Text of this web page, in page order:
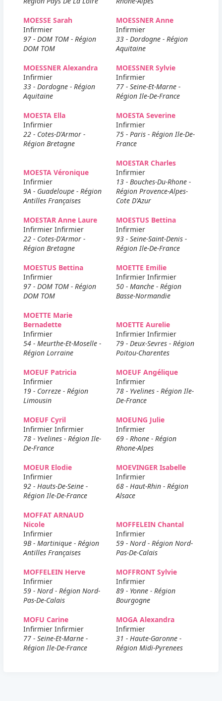
MOESSE Sarah
Infirmier
97 - DOM TOM - Région
DOM TOM
MOESSNER Anne
Infirmier
33 - Dordogne - Région
Aquitaine
MOESSNER Alexandra
Infirmier
33 - Dordogne - Région
Aquitaine
MOESSNER Sylvie
Infirmier
77 - Seine-Et-Marne -
Région Ile-De-France
MOESTA Ella
Infirmier
22 - Cotes-D'Armor -
Région Bretagne
MOESTA Severine
Infirmier
75 - Paris - Région Ile-De-
France
MOESTA Véronique
Infirmier
9A - Guadeloupe - Région
Antilles Françaises
MOESTAR Charles
Infirmier
13 - Bouches-Du-Rhone -
Région Provence-Alpes-
Cote D'Azur
MOESTAR Anne Laure
Infirmier Infirmier
22 - Cotes-D'Armor -
Région Bretagne
MOESTUS Bettina
Infirmier
93 - Seine-Saint-Denis -
Région Ile-De-France
MOESTUS Bettina
Infirmier
97 - DOM TOM - Région
DOM TOM
MOETTE Emilie
Infirmier Infirmier
50 - Manche - Région
Basse-Normandie
MOETTE Marie
Bernadette
Infirmier
54 - Meurthe-Et-Moselle -
Région Lorraine
MOETTE Aurelie
Infirmier Infirmier
79 - Deux-Sevres - Région
Poitou-Charentes
MOEUF Patricia
Infirmier
19 - Correze - Région
Limousin
MOEUF Angélique
Infirmier
78 - Yvelines - Région Ile-
De-France
MOEUF Cyril
Infirmier Infirmier
78 - Yvelines - Région Ile-
De-France
MOEUNG Julie
Infirmier
69 - Rhone - Région
Rhone-Alpes
MOEUR Elodie
Infirmier
92 - Hauts-De-Seine -
Région Ile-De-France
MOEVINGER Isabelle
Infirmier
68 - Haut-Rhin - Région
Alsace
MOFFAT ARNAUD
Nicole
Infirmier
9B - Martinique - Région
Antilles Françaises
MOFFELEIN Chantal
Infirmier
59 - Nord - Région Nord-
Pas-De-Calais
MOFFELEIN Herve
Infirmier
59 - Nord - Région Nord-
Pas-De-Calais
MOFFRONT Sylvie
Infirmier
89 - Yonne - Région
Bourgogne
MOFU Carine
Infirmier Infirmier
77 - Seine-Et-Marne -
Région Ile-De-France
MOGA Alexandra
Infirmier
31 - Haute-Garonne -
Région Midi-Pyrenees